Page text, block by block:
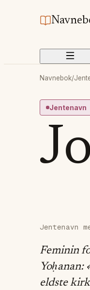
Navnebok/
Jentenavn
Jentenavn
Feminin
Yoḥanan:
eldste